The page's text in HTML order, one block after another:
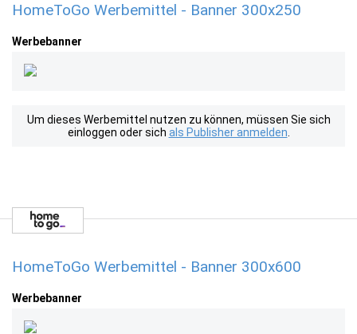
HomeToGo Werbemittel - Banner 300x250
Werbebanner
Um dieses Werbemittel nutzen zu können, müssen Sie sich
einloggen oder sich als Publisher anmelden
HomeToGo Werbemittel - Banner 300x600
Werbebanner